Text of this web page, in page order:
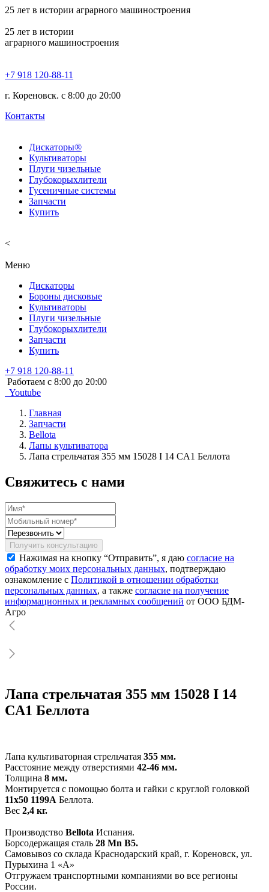
25 лет в истории аграрного машиностроения
25 лет в истории
аграрного машиностроения
+7 918 120-88-11
г. Кореновск. c 8:00 до 20:00
Контакты
Дискаторы®
Культиваторы
Плуги чизельные
Глубокорыхлители
Гусеничные системы
Запчасти
Купить
<
Меню
Дискаторы
Бороны дисковые
Культиваторы
Плуги чизельные
Глубокорыхлители
Запчасти
Купить
+7 918 120-88-11
Работаем c 8:00 до 20:00
Youtube
Главная
Запчасти
Bellota
Лапы культиватора
Лапа стрельчатая 355 мм 15028 I 14 CA1 Беллота
Свяжитесь с нами
Получить консультацию
Нажимая на кнопку “Отправить”, я даю согласие на
обработку моих персональных данных, подтверждаю
ознакомление с Политикой в отношении обработки
персональных данных, а также согласие на получение
информационных и рекламных сообщений от ООО БДМ-
Агро
Лапа стрельчатая 355 мм 15028 I 14
CA1 Беллота
Лапа культиваторная стрельчатая 355 мм.
Расстояние между отверстиями 42-46 мм.
Толщина 8 мм.
Монтируется с помощью болта и гайки с круглой головкой
11х50 1199А Беллота.
Вес 2,4 кг.
Производство Bellota Испания.
Борсодержащая сталь 28 Mn B5.
Самовывоз со склада Краснодарский край, г. Кореновск, ул.
Пурыхина 1 «А»
Отгружаем транспортными компаниями во все регионы
России.